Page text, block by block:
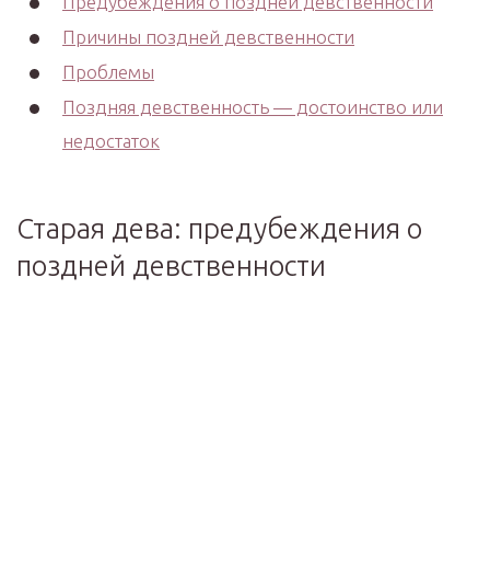
Причины поздней девственности
Проблемы
Поздняя девственность — достоинство или
недостаток
Старая дева: предубеждения о
поздней девственности